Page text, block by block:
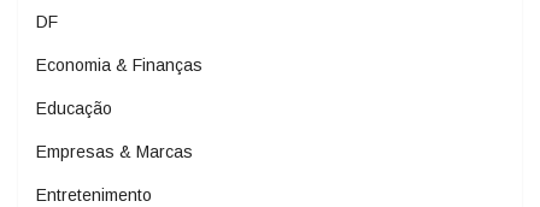
DF
Economia & Finanças
Educação
Empresas & Marcas
Entretenimento